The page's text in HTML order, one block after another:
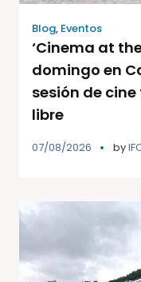
Blog, Eventos
‘Cinema at
domingo en
sesión de
libre
07/08/2026 by